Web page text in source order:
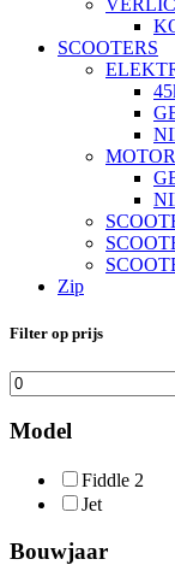
SCOOTERS
Zip
Filter op prijs
Min.
prijs
Model
Fiddle 2
Jet
Bouwjaar